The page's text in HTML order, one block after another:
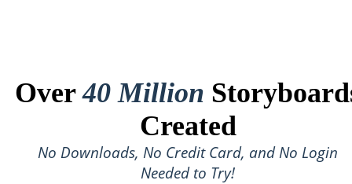
Over40 Million
Created
No Downloads, No Credit Card, and No Login
Needed to Try!